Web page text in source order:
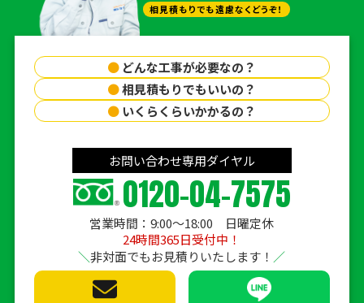
相見積もりでも遠慮なくどうぞ！
● どんな工事が必要なの？
●相見積もりでもいいの？
● いくらくらいかかるの？
お問い合わせ専用ダイヤル
0120-04-7575
営業時間：9:00〜18:00 日曜定休
24時間365日受付中！
非対面でもお見積りいたします！